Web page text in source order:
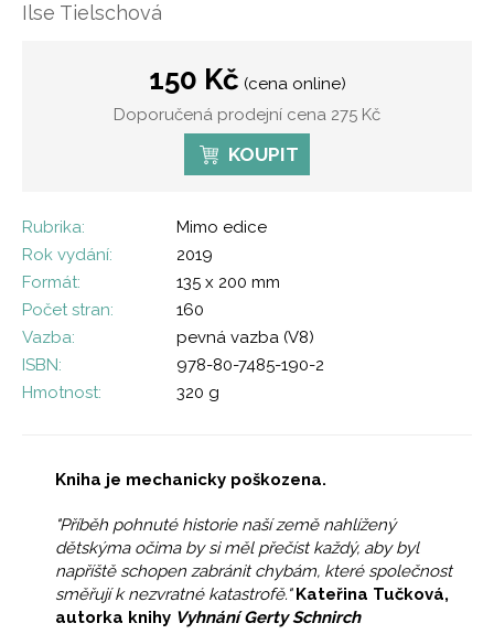
Ilse Tielschová
150 Kč (cena online)
Doporučená prodejní cena 275 Kč
KOUPIT
Rubrika:
Mimo edice
Rok vydání:
2019
Formát:
135 x 200 mm
Počet stran:
160
Vazba:
pevná vazba (V8)
ISBN:
978-80-7485-190-2
Hmotnost:
320 g
Kniha je mechanicky poškozena.
"Příběh pohnuté historie naší země nahlížený
dětskýma očima by si měl přečíst každý, aby byl
napříště schopen zabránit chybám, které společnost
směřují k nezvratné katastrofě." Kateřina Tučková,
autorka knihy Vyhnání Gerty Schnirch